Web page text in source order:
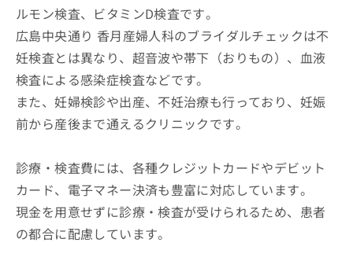
ルモン検査、ビタミンD検査です。
広島中央通り 香月産婦人科のブライダルチェックは不
妊検査とは異なり、超音波や帯下（おりもの）、血液
検査による感染症検査などです。
また、妊婦検診や出産、不妊治療も行っており、妊娠
前から産後まで通えるクリニックです。
診療・検査費には、各種クレジットカードやデビット
カード、電子マネー決済も豊富に対応しています。
現金を用意せずに診療・検査が受けられるため、患者
の都合に配慮しています。